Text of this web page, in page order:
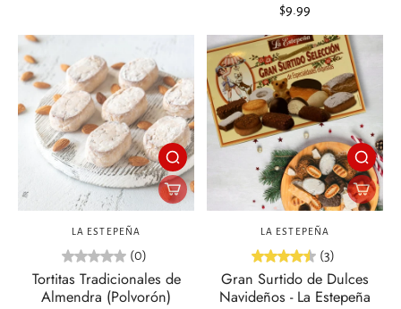
$9.99
LA ESTEPEÑA
(0)
Tortitas Tradicionales de
Almendra (Polvorón)
LA ESTEPEÑA
(3)
Gran Surtido de Dulces
Navideños - La Estepeña